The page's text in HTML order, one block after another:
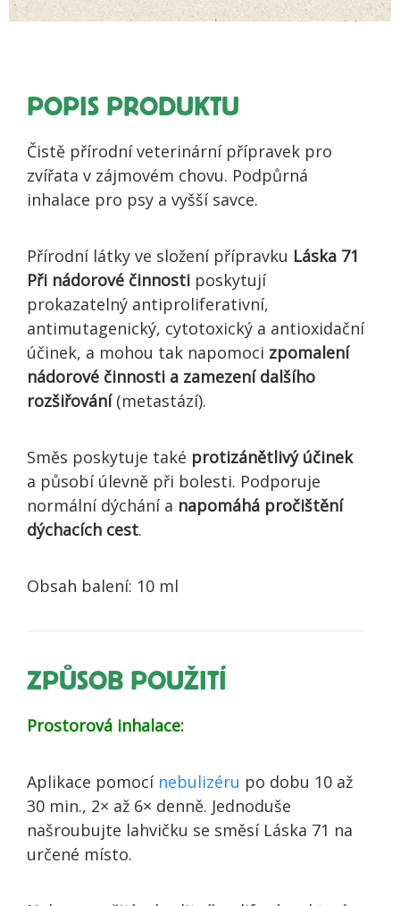
množství
POPIS PRODUKTU
Čistě přírodní veterinární přípravek pro
zvířata v zájmovém chovu. Podpůrná
inhalace pro psy a vyšší savce.
Přírodní látky ve složení přípravku Láska 71
Při nádorové činnosti poskytují
prokazatelný antiproliferativní,
antimutagenický, cytotoxický a antioxidační
účinek, a mohou tak napomoci zpomalení
nádorové činnosti a zamezení dalšího
rozšiřování (metastází).
Směs poskytuje také protizánětlivý účinek
a působí úlevně při bolesti. Podporuje
normální dýchání a napomáhá pročištění
dýchacích cest.
Obsah balení: 10 ml
ZPŮSOB POUŽITÍ
Prostorová inhalace:
Aplikace pomocí nebulizéru po dobu 10 až
30 min., 2× až 6× denně. Jednoduše
našroubujte lahvičku se směsí Láska 71 na
určené místo.